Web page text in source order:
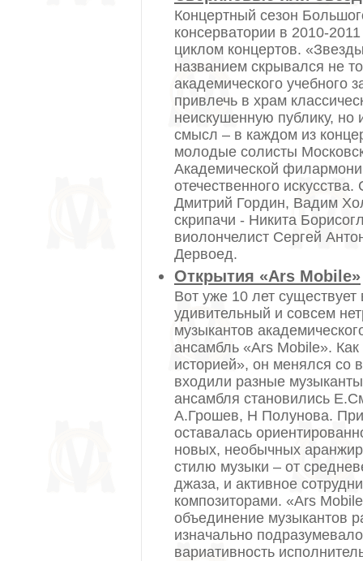
Концертный сезон
консерватории в 2010-
циклом концертов.
названием скрывался не
академического учебного
привлечь в храм
неискушенную публику,
смысл – в каждом из
молодые солисты
Академической
отечественного
Дмитрий Гордин, Вадим
скрипачи - Никита
виолончелист Сергей
Дервоед.
Открытия «Ars Mobile»
Вот уже 10 лет
удивительный и совсем
музыкантов
ансамбль «Ars Mobile».
историей», он менялся со
входили разные
ансамбля становились
А.Грошев, Н Полунова.
оставалась
новых, необычных
стилю музыки – от
джаза, и активное
композиторами. «Ars
объединение музыкантов
изначально
вариативность